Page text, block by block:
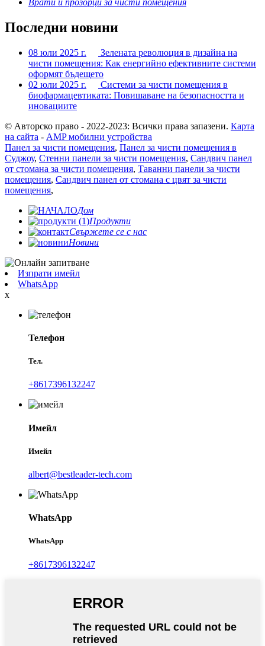
Врати и прозорци за чисти помещения
Последни новини
08 юли 2025 г.
Зелената революция в дизайна на
чисти помещения: Как енергийно ефективните системи
оформят бъдещето
02 юли 2025 г.
Системи за чисти помещения в
биофармацевтиката: Повишаване на безопасността и
иновациите
© Авторско право - 2022-2023: Всички права запазени. Карта
на сайта - AMP мобилни устройства
Панел за чисти помещения, Панел за чисти помещения в
Суджоу, Стенни панели за чисти помещения, Сандвич панел
от стомана за чисти помещения, Таванни панели за чисти
помещения, Сандвич панел от стомана с цвят за чисти
помещения,
Дом
Продукти
Свържете се с нас
Новини
Изпрати имейл
WhatsApp
x
Телефон
Тел.
+8617396132247
Имейл
Имейл
albert@bestleader-tech.com
WhatsApp
WhatsApp
+8617396132247